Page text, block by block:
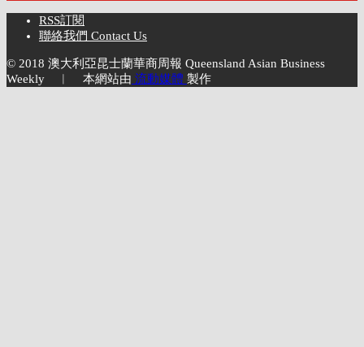
RSS訂閱
聯絡我們 Contact Us
© 2018 澳大利亞昆士蘭華商周報 Queensland Asian Business
Weekly ︱ 本網站由 流動媒體 製作